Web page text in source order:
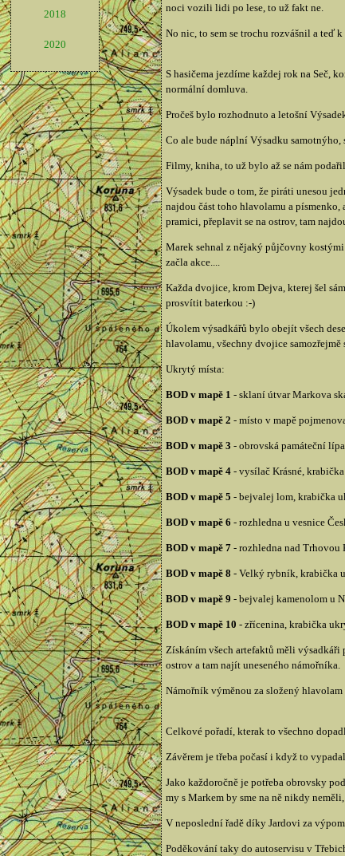
2018
2020
noci vozili lidi po lese, to už fakt ne.
No nic, to sem se trochu rozvášnil a teď
S hasičema jezdíme každej rok na Seč,
normální domluva.
Pročeš bylo rozhodnuto a letošní
Co ale bude náplní Výsadku
Filmy, kniha, to už bylo až se nám
Výsadek bude o tom, že piráti unesou
najdou část toho hlavolamu a písmenko,
pramici, přeplavit se na ostrov, tam
Marek sehnal z nějaký půjčovny
začla akce....
Každa dvojice, krom Dejva, kterej šel
prosvítit baterkou :-)
Úkolem výsadkářů bylo obejít všech
hlavolamu, všechny dvojice
Ukrytý místa:
BOD v mapě 1 - sklaní útvar Markova
BOD v mapě 2 - místo v mapě
BOD v mapě 3 - obrovská památeční
BOD v mapě 4- vysílač Krásné,
BOD v mapě 5 - bejvalej lom, krabička
BOD v mapě 6 - rozhledna u vesnice
BOD v mapě 7- rozhledna nad Trhovou
BOD v mapě 8 - Velký rybník, krabička
BOD v mapě 9 - bejvalej kamenolom u
BOD v mapě 10 - zřícenina, krabička
Získáním všech artefaktů měli výsadkáři
ostrov a tam najít uneseného námořníka.
Námořník výměnou za složený
Celkové pořadí, kterak to všechno
Závěrem je třeba počasí i když to
Jako každoročně je potřeba obrovsky
my s Markem by sme na ně nikdy
V neposlední řadě díky Jardovi za
Poděkování taky do autoservisu v